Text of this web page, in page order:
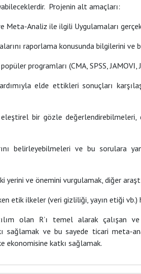
Projenin alt amaçları:
Meta-Analiz ile ilgili Uygulamaları
raporlama konusunda bilgilerini ve
programları (CMA, SPSS,
elde ettikleri sonuçları
bir gözle
belirleyebilmeleri ve bu sorulara
ve önemini vurgulamak, diğer
etik ilkeler (veri gizliliği, yayın etiği vb.)
olan R’ı temel alarak çalışan
sağlamak ve bu sayede ticari meta-
ekonomisine katkı sağlamak.